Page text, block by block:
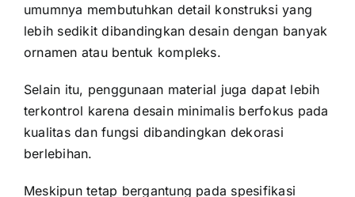
umumnya membutuhkan detail konstruksi yang
lebih sedikit dibandingkan desain dengan banyak
ornamen atau bentuk kompleks.
Selain itu, penggunaan material juga dapat lebih
terkontrol karena desain minimalis berfokus pada
kualitas dan fungsi dibandingkan dekorasi
berlebihan.
Meskipun tetap bergantung pada spesifikasi